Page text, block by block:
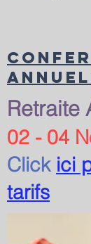
Retraite
02 - 04
Click ici
tarifs